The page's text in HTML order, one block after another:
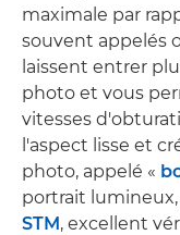
maximale par
souvent appelés
laissent entrer
photo et vous
vitesses
l'aspect lisse et
photo, appelé «
portrait
STM, excellent